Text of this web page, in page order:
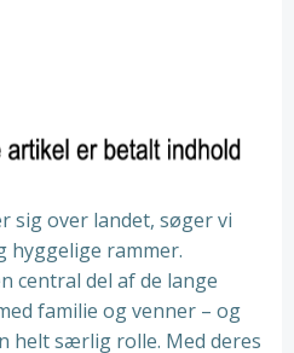
sig over landet, søger vi
hyggelige rammer.
central del af de lange
familie og venner – og
helt særlig rolle. Med deres